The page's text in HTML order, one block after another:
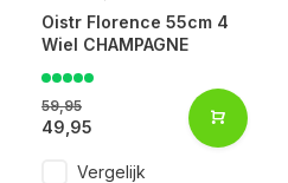
Oistr Florence 55cm 4
Wiel CHAMPAGNE
59,95
49,95
Vergelijk